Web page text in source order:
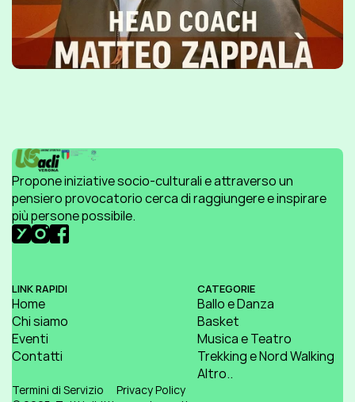
Propone iniziative socio-culturali e attraverso un
pensiero provocatorio cerca di raggiungere e inspirare
più persone possibile.
LINK RAPIDI
Home
Chi siamo
Eventi
Contatti
CATEGORIE
Ballo e Danza
Basket
Musica e Teatro
Trekking e Nord Walking
Altro..
Termini di Servizio Privacy Policy